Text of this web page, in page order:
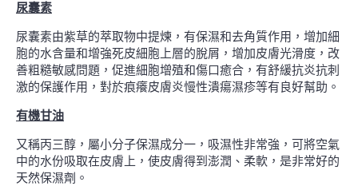
尿囊素
尿囊素由紫草的萃取物中提煉，有保濕和去角質作用，增加細
胞的水含量和增強死皮細胞上層的脫屑，增加皮膚光滑度，改
善粗糙敏感問題，促進細胞增殖和傷口癒合，有舒緩抗炎抗刺
激的保護作用，對於痕癢皮膚炎慢性潰瘍濕疹等有良好幫助。
有機甘油
又稱丙三醇，屬小分子保濕成分一，吸濕性非常強，可將空氣
中的水份吸取在皮膚上，使皮膚得到澎潤、柔軟，是非常好的
天然保濕劑。